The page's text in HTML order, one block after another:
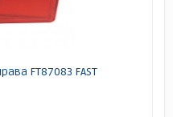
FT87083 FAST